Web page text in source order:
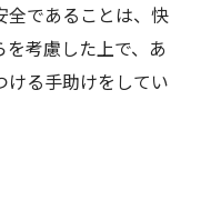
全であることは、快
考慮した上で、あ
ける手助けをしてい